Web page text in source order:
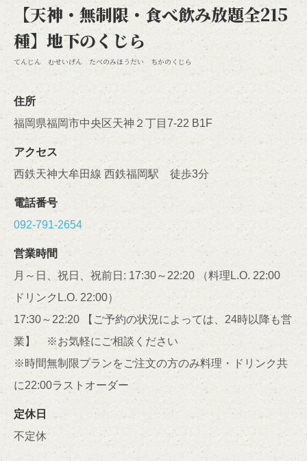
【天神・無制限・食べ飲み放題全215
種】地下のくじら
てんじん むせいげん たべのみほうだい ちかのくじら
住所
福岡県福岡市中央区天神２丁目7-22 B1F
アクセス
西鉄天神大牟田線 西鉄福岡駅 徒歩3分
電話番号
092-791-2654
営業時間
月～日、祝日、祝前日: 17:30～22:20 （料理L.O. 22:00
ドリンクL.O. 22:00）
17:30～22:20 【ご予約の状況によっては、24時以降も営
業】 ※お気軽にご相談ください
※時間無制限プランをご注文の方のみ料理・ドリンク共
に22:00ラストオーダー
定休日
不定休
この店舗情報をシェアする
アクセス | 【天神・無制限・食べ飲み放題全215種】地下の
くじら
福岡県福岡市中央区天神２丁目7-22 B1F
https://chikanokujira.owst.jp/map
お店情報をコピー